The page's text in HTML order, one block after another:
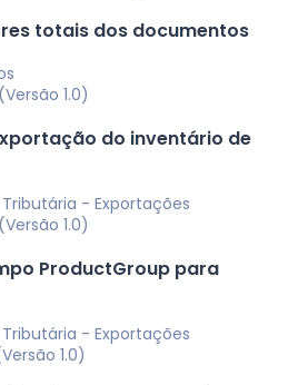
totais dos documentos
1.0)
do inventário de
- Exportações
1.0)
ProductGroup para
- Exportações
1.0)